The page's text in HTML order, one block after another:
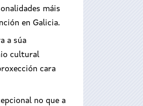
máis
en Galicia.
a súa
cultural
cara
no que a